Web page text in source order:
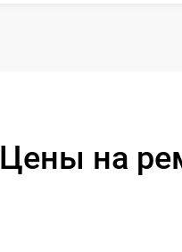
Цены на